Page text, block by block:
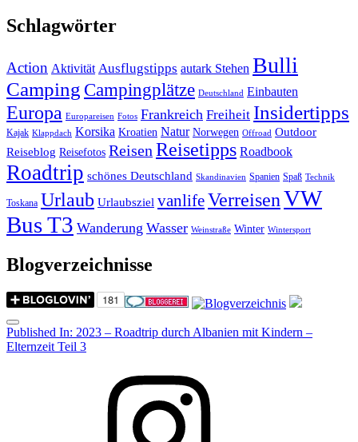
Schlagwörter
Action Aktivität Ausflugstipps autark Stehen Bulli
Camping Campingplätze Deutschland Einbauten
Europa Europareisen Fotos Frankreich Freiheit Insidertipps
Kajak Klappdach Korsika Kroatien Natur Norwegen Offroad Outdoor
Reiseblog Reisefotos ReisenReisetipps Roadbook
Roadtrip schönes Deutschland Skandinavien Spanien Spaß Technik
Toskana Urlaub Urlaubsziel vanlifeVerreisenVW
Bus T3 Wanderung Wasser Weinstraße Winter Wintersport
Blogverzeichnisse
Menu
Post
navigation
Published In: 2023 – Roadtrip durch Albanien mit Kindern –
Elternzeit Teil 3